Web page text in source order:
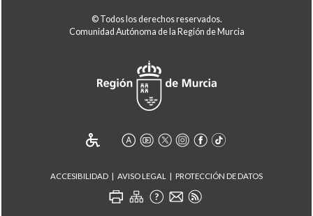
© Todos los derechos reservados.
Comunidad Autónoma de la Región de Murcia
ACCESIBILIDAD AVISO LEGAL PROTECCIÓN DE DATOS